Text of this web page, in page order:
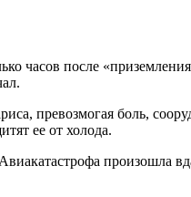
часов после
превозмогая боль,
ее от холода.
произошла